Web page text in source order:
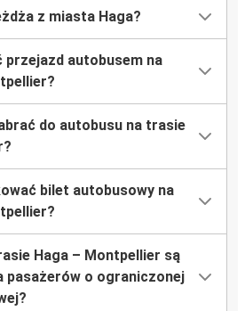
z miasta Haga?
przejazd autobusem na
do autobusu na trasie
bilet autobusowy na
Haga – Montpellier są
pasażerów o ograniczonej